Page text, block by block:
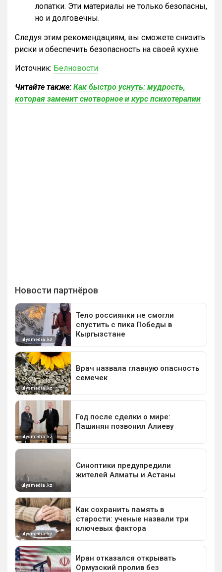
лопатки. Эти материалы не только безопасны,
но и долговечны.
Следуя этим рекомендациям, вы сможете снизить
риски и обеспечить безопасность на своей кухне.
Источник: Белновости
Читайте также: Как быстро уснуть: мудрость,
которая заменит снотворное и курс психотерапии